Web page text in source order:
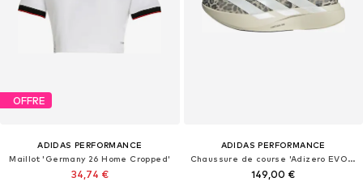
OFFRE
ADIDAS PERFORMANCE
Maillot 'Germany 26 Home Cropped'
34,74 €
ADIDAS PERFORMANCE
Chaussure de course 'Adizero EVO SL'
149,00 €